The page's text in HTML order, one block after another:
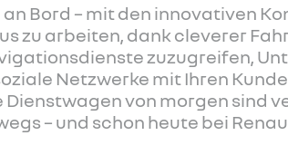
Bord – mit den innovativen
zu arbeiten, dank cleverer
zuzugreifen,
Netzwerke mit Ihren
Dienstwagen von morgen sind
– und schon heute bei